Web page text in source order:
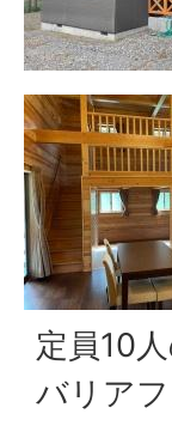
定員10
バリア